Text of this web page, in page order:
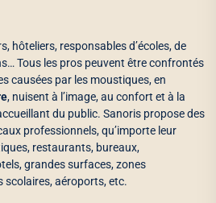
hôteliers, responsables d’écoles, de
Tous les pros peuvent être confrontés
causées par les moustiques, en
, nuisent à l’image, au confort et à la
du public. Sanoris propose des
professionnels, qu’importe leur
restaurants, bureaux,
grandes surfaces, zones
scolaires, aéroports, etc.